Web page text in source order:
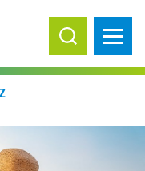
Suche ein-/